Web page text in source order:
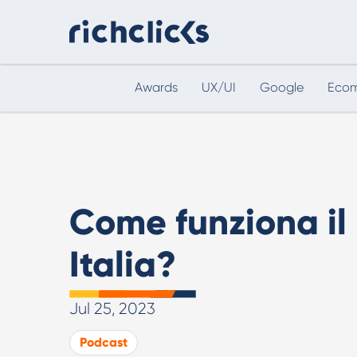
Consulenza Digital Marketing eCommerce
Consulenza AI
Strumenti e strategie pratiche per usare
l’intelligenza artificiale in modo efficace.
Awards UX/UI Google
Come funziona
Italia?
Jul 25, 2023
Podcast